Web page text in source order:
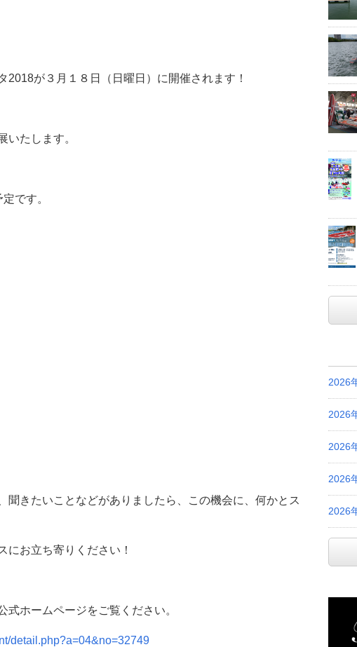
2018が３月１８日（日曜日）に開催されます！
いたします。
です。
聞きたいことなどがありましたら、この機会に、何かとス
にお立ち寄りください！
式ホームページをご覧ください。
detail.php?a=04&no=32749
2026
2026
2026
2026
2026